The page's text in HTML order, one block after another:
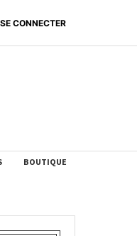
SE CONNECTER
BOUTIQUE